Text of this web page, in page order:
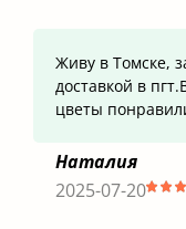
Живу в Томске,
доставкой в
цветы
Наталия
2025-07-20